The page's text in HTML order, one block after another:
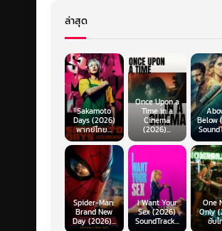
ล่าสุด
Sakamoto
Days (2026)
พากย์ไทย...
Once Upon a
Time in a
Cinema
(2026)...
Below
Spider-Man:
Brand New
Day (2026)...
I Want Your
Sex (2026)
SoundTrack...
One
Only
ซับไ